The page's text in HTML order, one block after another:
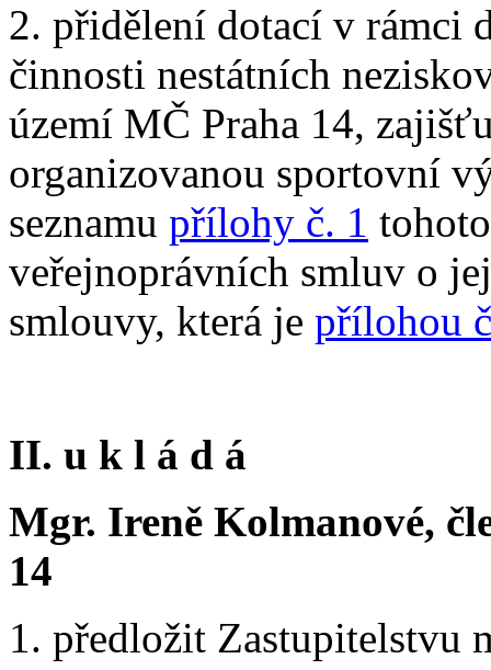
2. přidělení dotací v rámci
činnosti nestátních
území MČ Praha 14,
organizovanou sportovní
seznamu přílohy č. 1
veřejnoprávních smluv o
smlouvy, která je přílohou
II. u k l á d á
Mgr. Ireně Kolmanové,
14
1. předložit Zastupitelstvu